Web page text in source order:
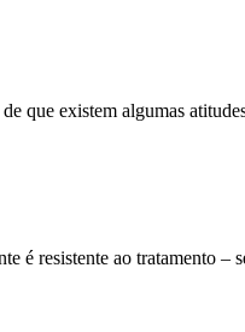
que existem algumas
é resistente ao tratamento